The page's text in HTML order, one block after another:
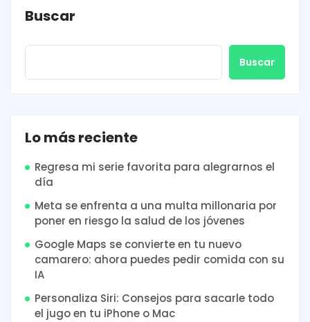
Buscar
Buscar
Lo más reciente
Regresa mi serie favorita para alegrarnos el
día
Meta se enfrenta a una multa millonaria por
poner en riesgo la salud de los jóvenes
Google Maps se convierte en tu nuevo
camarero: ahora puedes pedir comida con su
IA
Personaliza Siri: Consejos para sacarle todo
el jugo en tu iPhone o Mac